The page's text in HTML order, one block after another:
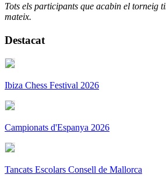
Tots els participants que acabin el torneig
mateix.
Destacat
Ibiza Chess Festival 2026
Campionats d'Espanya 2026
Tancats Escolars Consell de Mallorca